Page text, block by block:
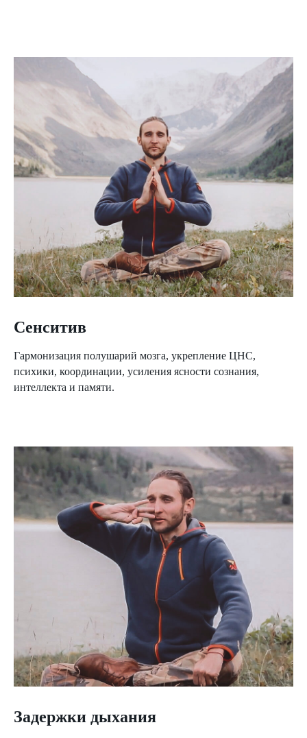
Сенситив
Гармонизация полушарий мозга, укрепление ЦНС,
психики, координации, усиления ясности сознания,
интеллекта и памяти.
Задержки дыхания